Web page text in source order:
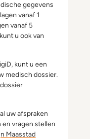
gegevens
vanaf 1
vanaf 5
u ook van
kunt u een
medisch dossier.
dossier
uw afspraken
en vragen stellen
Maasstad